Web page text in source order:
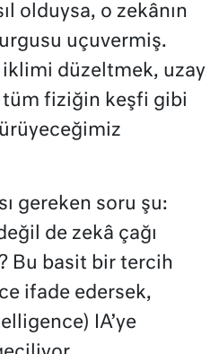
olduysa, o zekânın
uçuvermiş.
iklimi düzeltmek, uzay
fiziğin keşfi gibi
gereken soru şu:
de zekâ çağı
Bu basit bir tercih
ifade edersek,
IA’ye